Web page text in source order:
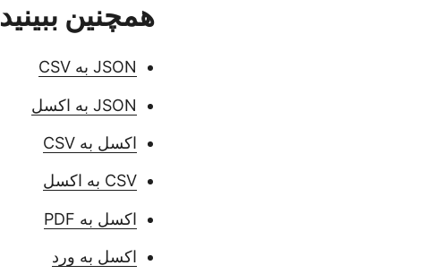
همچنین ببینید
JSON به CSV
JSON به اکسل
اکسل به CSV
CSV به اکسل
اکسل به PDF
اکسل به ورد